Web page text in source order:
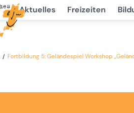
Aktuelles Freizeiten
Fortbildung 5: Geländespiel Workshop